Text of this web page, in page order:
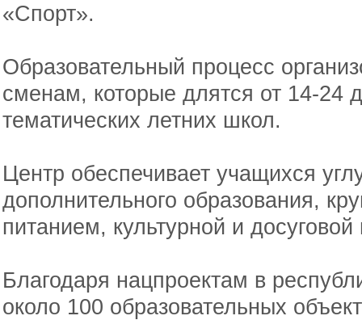
«Спорт».
Образовательный процесс
сменам, которые длятся от 14-24
тематических летних школ.
Центр обеспечивает учащихся
дополнительного образования,
питанием, культурной и
Благодаря нацпроектам в
около 100 образовательных